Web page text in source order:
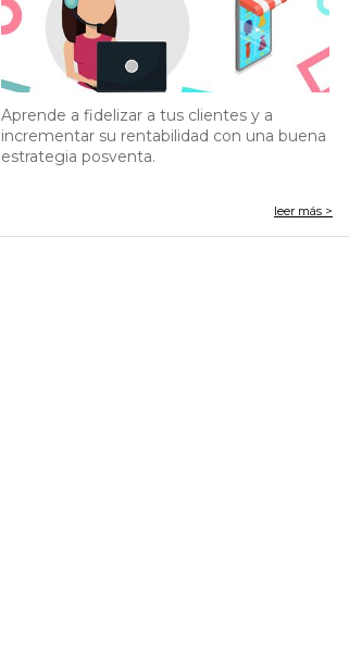
Aprende a fidelizar a tus clientes y a
incrementar su rentabilidad con una buena
estrategia posventa.
leer más >